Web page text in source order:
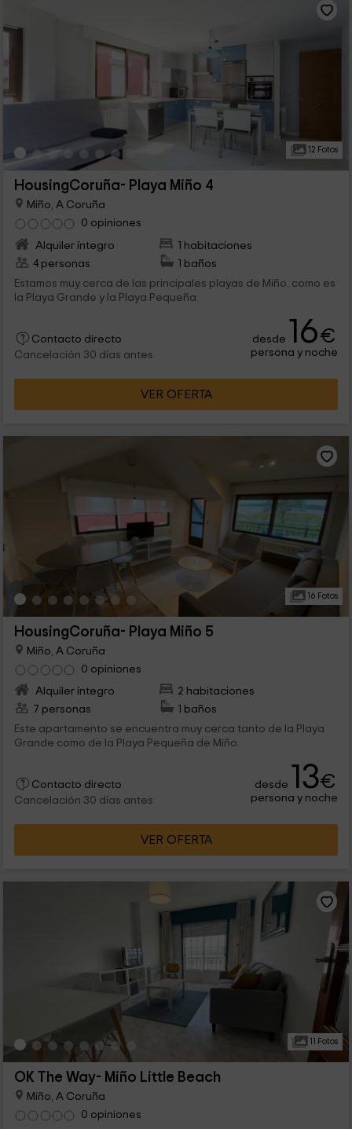
12 Fotos
HousingCoruña- Playa Miño 4
Miño, A Coruña
0 opiniones
Alquiler íntegro
1 habitaciones
4 personas
1 baños
Estamos muy cerca de las principales playas de Miño, como es
la Playa Grande y la Playa Pequeña.
Contacto directo
Cancelación 30 días antes
desde 16€
persona y noche
VER OFERTA
16 Fotos
HousingCoruña- Playa Miño 5
Miño, A Coruña
0 opiniones
Alquiler íntegro
2 habitaciones
7 personas
1 baños
Este apartamento se encuentra muy cerca tanto de la Playa
Grande como de la Playa Pequeña de Miño.
Contacto directo
Cancelación 30 días antes
desde 13€
persona y noche
VER OFERTA
11 Fotos
OK The Way- Miño Little Beach
Miño, A Coruña
0 opiniones